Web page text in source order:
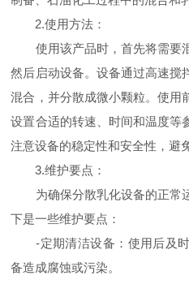
2.使用方法：
使用该产品时，首先将需要混
然后启动设备。设备通过高速搅
混合，并分散成微小颗粒。使用
设置合适的转速、时间和温度等
注意设备的稳定性和安全性，避
3.维护要点：
为确保分散乳化设备的正常
下是一些维护要点：
-定期清洁设备：使用后及时
备造成腐蚀或污染。